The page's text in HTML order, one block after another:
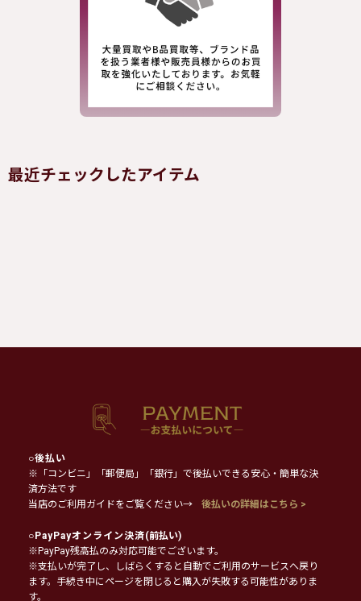
最近チェックしたアイテム
○後払い
※「コンビニ」「郵便局」「銀行」で後払いできる安心・簡単な決
済方法です
当店のご利用ガイドをご覧ください→
後払いの詳細はこちら >
○PayPayオンライン決済(前払い)
※PayPay残高払のみ対応可能でございます。
※支払いが完了し、しばらくすると自動でご利用のサービスへ戻り
ます。手続き中にページを閉じると購入が失敗する可能性がありま
す。